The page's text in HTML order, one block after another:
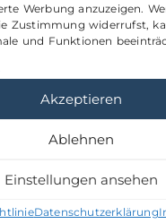
Werbung anzuzeigen.
Zustimmung widerrufst,
und Funktionen
Akzeptieren
Ablehnen
Einstellungen ansehen
Datenschutzerklärung
mit seinen